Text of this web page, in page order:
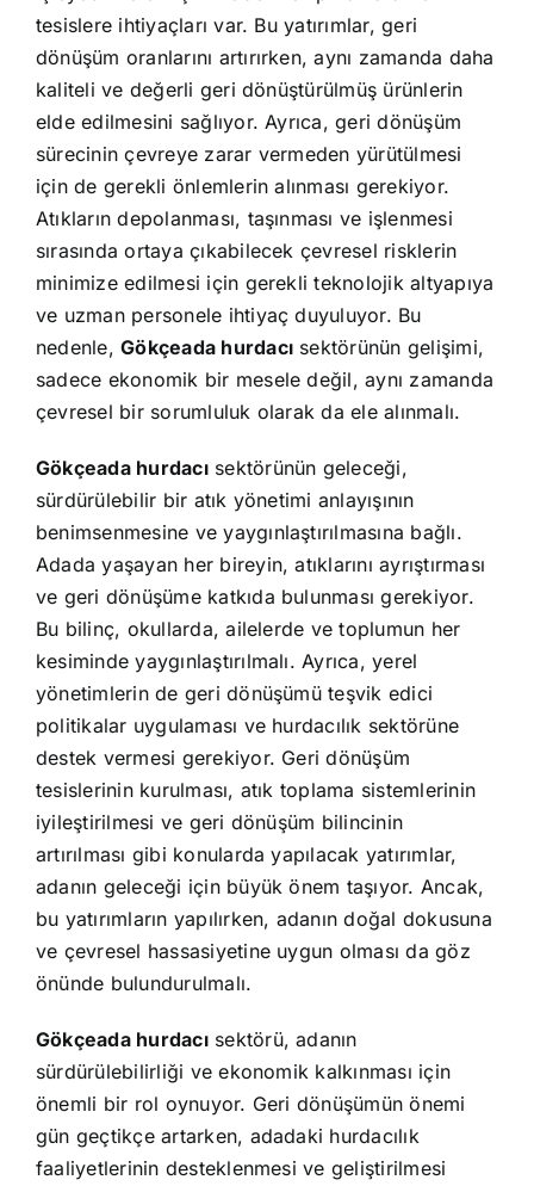
tesislere ihtiyaçları var. Bu yatırımlar, geri
dönüşüm oranlarını artırırken, aynı zamanda daha
kaliteli ve değerli geri dönüştürülmüş ürünlerin
elde edilmesini sağlıyor. Ayrıca, geri dönüşüm
sürecinin çevreye zarar vermeden yürütülmesi
için de gerekli önlemlerin alınması gerekiyor.
Atıkların depolanması, taşınması ve işlenmesi
sırasında ortaya çıkabilecek çevresel risklerin
minimize edilmesi için gerekli teknolojik altyapıya
ve uzman personele ihtiyaç duyuluyor. Bu
nedenle,Gökçeada hurdacı sektörünün gelişimi,
sadece ekonomik bir mesele değil, aynı zamanda
çevresel bir sorumluluk olarak da ele alınmalı.
Gökçeada hurdacısektörünün geleceği,
sürdürülebilir bir atık yönetimi anlayışının
benimsenmesine ve yaygınlaştırılmasına bağlı.
Adada yaşayan her bireyin, atıklarını ayrıştırması
ve geri dönüşüme katkıda bulunması gerekiyor.
Bu bilinç, okullarda, ailelerde ve toplumun her
kesiminde yaygınlaştırılmalı. Ayrıca, yerel
yönetimlerin de geri dönüşümü teşvik edici
politikalar uygulaması ve hurdacılık sektörüne
destek vermesi gerekiyor. Geri dönüşüm
tesislerinin kurulması, atık toplama sistemlerinin
iyileştirilmesi ve geri dönüşüm bilincinin
artırılması gibi konularda yapılacak yatırımlar,
adanın geleceği için büyük önem taşıyor. Ancak,
bu yatırımların yapılırken, adanın doğal dokusuna
ve çevresel hassasiyetine uygun olması da göz
önünde bulundurulmalı.
Gökçeada hurdacısektörü, adanın
sürdürülebilirliği ve ekonomik kalkınması için
önemli bir rol oynuyor. Geri dönüşümün önemi
gün geçtikçe artarken, adadaki hurdacılık
faaliyetlerinin desteklenmesi ve geliştirilmesi